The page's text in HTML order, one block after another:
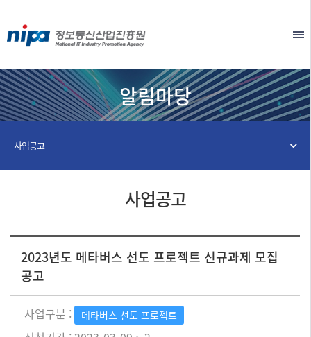
알림마당
사업공고
사업공고
2023년도 메타버스 선도 프로젝트 신규과제 모집
공고
사업구분 : 메타버스 선도 프로젝트